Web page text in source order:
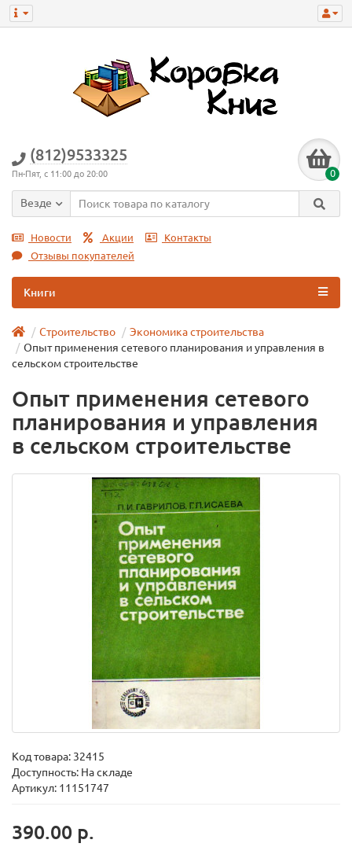
(812)9533325
Пн-Пят, с 11:00 до 20:00 0
Везде
Новости Акции
Контакты
Отзывы покупателей
Книги
Строительство
Экономика строительства
Опыт применения сетевого планирования и управления в
сельском строительстве
Опыт применения сетевого
планирования и управления
в сельском строительстве
Код товара: 32415
Доступность: На складе
Артикул: 11151747
390.00 р.